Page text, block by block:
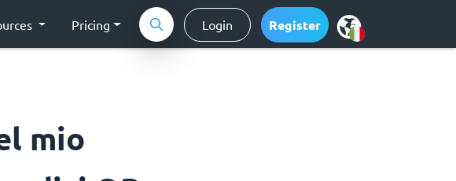
Pricing Login Register
mio